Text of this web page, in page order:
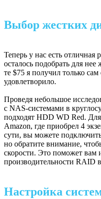
Выбор жестких
Теперь у нас есть отличная
осталось подобрать для
те $75 я получил только
удовлетворило.
Проведя небольшое
с NAS-системами в
подходят HDD WD Red.
Amazon, где приобрел 4
сути, вы можете
но обратите внимание,
скорости. Это поможет вам
производительности RAID
Настройка